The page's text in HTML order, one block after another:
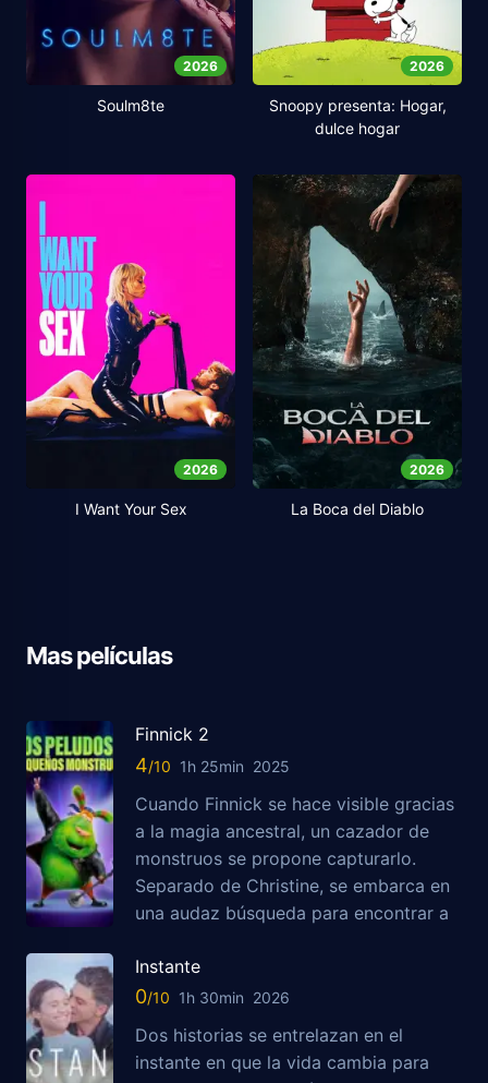
2026
Soulm8te
2026
Snoopy presenta: Hogar,
dulce hogar
2026
I Want Your Sex
2026
La Boca del Diablo
Mas películas
Finnick 2
4 1h 25min 2025
Cuando Finnick se hace visible gracias
a la magia ancestral, un cazador de
monstruos se propone capturarlo.
Separado de Christine, se embarca en
una audaz búsqueda para encontrar a
Instante
0 1h 30min 2026
Dos historias se entrelazan en el
instante en que la vida cambia para